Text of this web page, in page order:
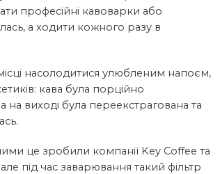
професійні кавоварки або
а ходити кожного разу в
насолодитися улюбленим напоєм,
кава була порційно
виході була переекстрагована та
це зробили компанії Key Coffee та
під час заварювання такий фільтр